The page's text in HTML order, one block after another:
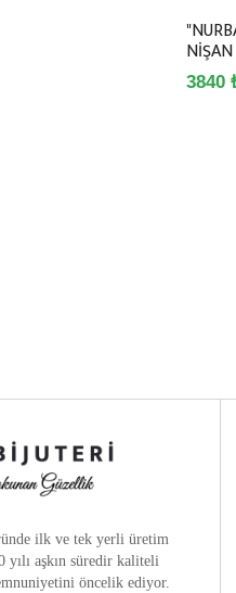
3840
ilk ve tek yerli üretim
yılı aşkın süredir kaliteli
öncelik ediyor.